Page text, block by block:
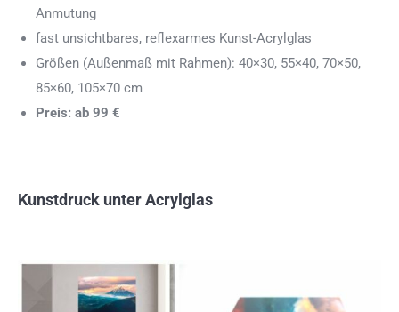
Anmutung
fast unsichtbares, reflexarmes Kunst-Acrylglas
Größen (Außenmaß mit Rahmen): 40×30, 55×40, 70×50,
85×60, 105×70 cm
Preis: ab 99 €
Kunstdruck unter Acrylglas